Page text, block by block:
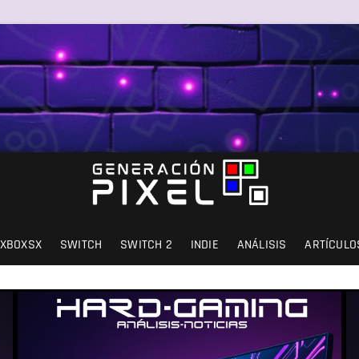
XBOXSX SWITCH SWITCH 2 INDIE ANÁLISIS